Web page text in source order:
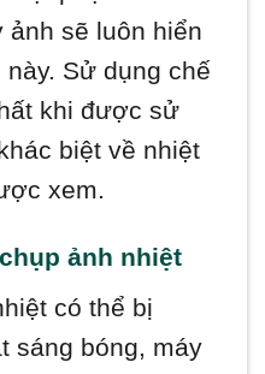
ảnh sẽ luôn hiển
Sử dụng chế
khi được sử
biệt về nhiệt
xem.
ảnh nhiệt
có thể bị
sáng bóng, máy